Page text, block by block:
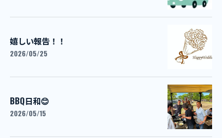
嬉しい報告！！
2026/05/25
BBQ日和😊
2026/05/15